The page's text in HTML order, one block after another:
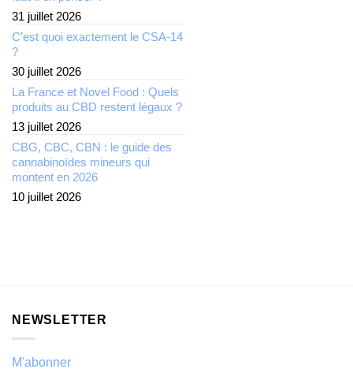
31 juillet 2026
C’est quoi exactement le CSA-14
?
30 juillet 2026
La France et Novel Food : Quels
produits au CBD restent légaux ?
13 juillet 2026
CBG, CBC, CBN : le guide des
cannabinoïdes mineurs qui
montent en 2026
10 juillet 2026
NEWSLETTER
M'abonner